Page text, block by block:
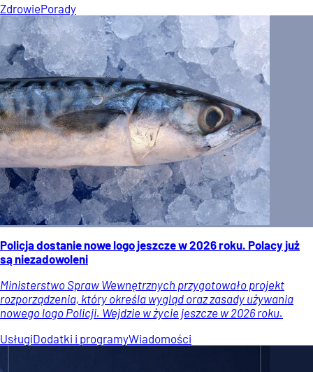
ZdrowiePorady
Policja dostanie nowe logo jeszcze w 2026 roku. Polacy już
są niezadowoleni
Ministerstwo Spraw Wewnętrznych przygotowało projekt
rozporządzenia, który określa wygląd oraz zasady używania
nowego logo Policji. Wejdzie w życie jeszcze w 2026 roku.
UsługiDodatki i programyWiadomości